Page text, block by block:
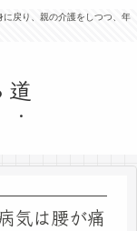
戻り、親の介護をしつつ、年
気は腰が痛